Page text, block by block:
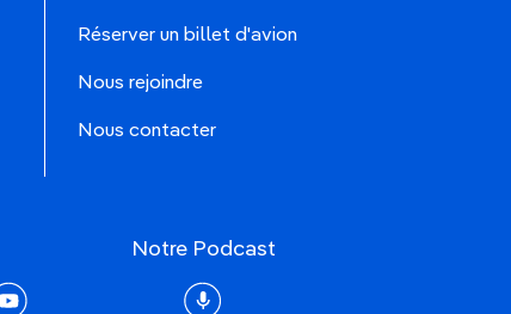
Réserver un billet d'avion
Nous rejoindre
Nous contacter
Notre Podcast
Podcast